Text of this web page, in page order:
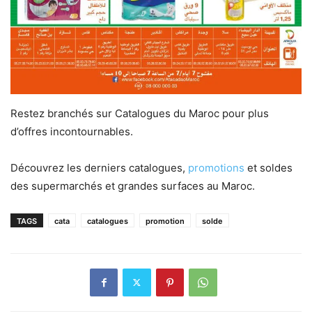
Restez branchés sur Catalogues du Maroc pour plus
d’offres incontournables.
Découvrez les derniers catalogues, promotions et soldes
des supermarchés et grandes surfaces au Maroc.
TAGS cata catalogues promotion solde